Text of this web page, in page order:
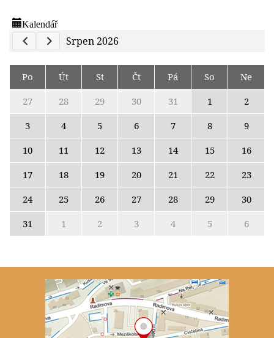
Kalendář
Previous Calendar
Next Calendar
Srpen 2026
Po Út St Čt Pá So
Ne
27
28 29 30 31 1
2
3
4 5 6 7 8
9
10
11 12 13 14 15
16
17
18 19 20 21 22
23
24
25 26 27 28 29
30
31
1 2 3 4 5 6